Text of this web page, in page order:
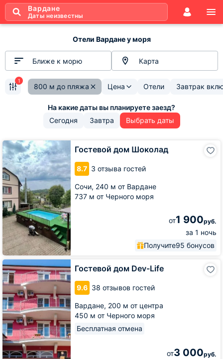
Вардане
Даты неизвестны
Отели Вардане у моря
Ближе к морю Карта
800 м до пляжа Цена Отели Завтрак
1
Сегодня Завтра Выбрать даты
Гостевой дом Шоколад
8.7 3 отзыва гостей
Сочи, 240 м от Вардане
737 м от Черного моря
от1 900руб.
за 1 ночь
Получите95 бонусов
Гостевой
дом
Шоколад
Гостевой дом Dev-Life
9.6 38 отзывов гостей
Вардане, 200 м от центра
450 м от Черного моря
Бесплатная отмена
от3 000руб.
Гостевой
дом
Dev-
Life